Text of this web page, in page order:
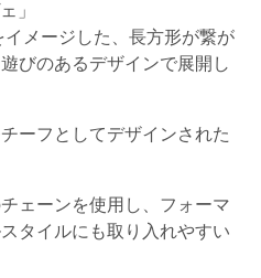
」
メージした、長方形が繋が
びのあるデザインで展開し
ーフとしてデザインされた
ェーンを使用し、フォーマ
タイルにも取り入れやすい